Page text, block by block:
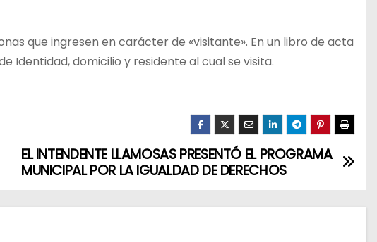
que ingresen en carácter de «visitante». En un libro de acta
Identidad, domicilio y residente al cual se visita.
EL INTENDENTE LLAMOSAS PRESENTÓ EL PROGRAMA
MUNICIPAL POR LA IGUALDAD DE DERECHOS